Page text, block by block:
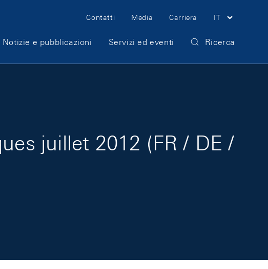
Meta Navigation
Contatti Media Carriera IT
Notizie e pubblicazioni Servizi ed eventi Ricerca
juillet 2012 (FR / DE /